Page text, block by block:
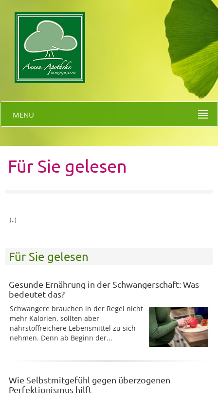
MENU
Für Sie gelesen
(..)
Für Sie gelesen
Gesunde Ernährung in der Schwangerschaft: Was
bedeutet das?
Schwangere brauchen in der Regel nicht
mehr Kalorien, sollten aber
nährstoffreichere Lebensmittel zu sich
nehmen. Denn ab Beginn der...
Wie Selbstmitgefühl gegen überzogenen
Perfektionismus hilft